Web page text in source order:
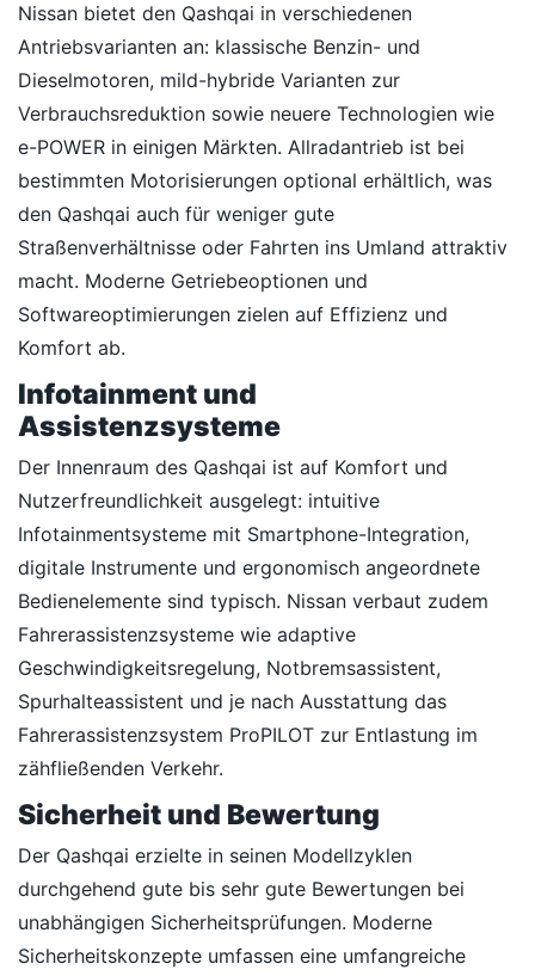
Nissan bietet den Qashqai in verschiedenen
Antriebsvarianten an: klassische Benzin- und
Dieselmotoren, mild-hybride Varianten zur
Verbrauchsreduktion sowie neuere Technologien wie
e-POWER in einigen Märkten. Allradantrieb ist bei
bestimmten Motorisierungen optional erhältlich, was
den Qashqai auch für weniger gute
Straßenverhältnisse oder Fahrten ins Umland attraktiv
macht. Moderne Getriebeoptionen und
Softwareoptimierungen zielen auf Effizienz und
Komfort ab.
Infotainment und
Assistenzsysteme
Der Innenraum des Qashqai ist auf Komfort und
Nutzerfreundlichkeit ausgelegt: intuitive
Infotainmentsysteme mit Smartphone-Integration,
digitale Instrumente und ergonomisch angeordnete
Bedienelemente sind typisch. Nissan verbaut zudem
Fahrerassistenzsysteme wie adaptive
Geschwindigkeitsregelung, Notbremsassistent,
Spurhalteassistent und je nach Ausstattung das
Fahrerassistenzsystem ProPILOT zur Entlastung im
zähfließenden Verkehr.
Sicherheit und Bewertung
Der Qashqai erzielte in seinen Modellzyklen
durchgehend gute bis sehr gute Bewertungen bei
unabhängigen Sicherheitsprüfungen. Moderne
Sicherheitskonzepte umfassen eine umfangreiche